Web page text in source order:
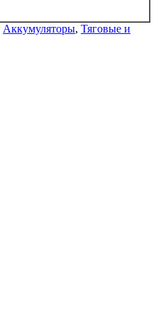
Аккумуляторы, Тяговые и